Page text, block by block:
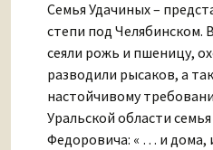
Семья Удачиных –
степи под Челябинском.
сеяли рожь и пшеницу,
разводили рысаков, а
настойчивому
Уральской области
Федоровича: « … и дома,